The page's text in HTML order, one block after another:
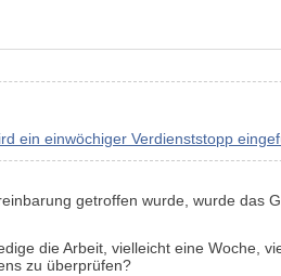
ein einwöchiger Verdienststopp
getroffen wurde, wurde das
die Arbeit, vielleicht eine Woche,
zu überprüfen?